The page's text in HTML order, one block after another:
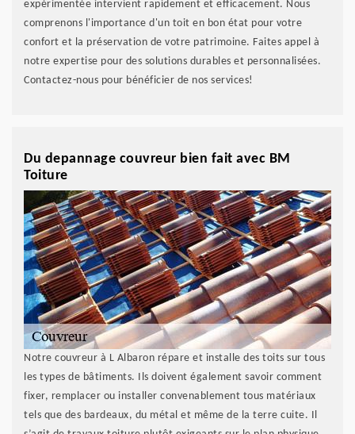
expérimentée intervient rapidement et efficacement. Nous
comprenons l'importance d'un toit en bon état pour votre
confort et la préservation de votre patrimoine. Faites appel à
notre expertise pour des solutions durables et personnalisées.
Contactez-nous pour bénéficier de nos services!
Du depannage couvreur bien fait avec BM
Toiture
Notre couvreur à L Albaron répare et installe des toits sur tous
les types de bâtiments. Ils doivent également savoir comment
fixer, remplacer ou installer convenablement tous matériaux
tels que des bardeaux, du métal et même de la terre cuite. Il